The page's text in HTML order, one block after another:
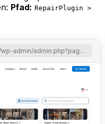
Pfad: RepairPlugin >
https://www.repairplugin.com/wp-admin/admin.php?page=wp_repair_settings&section=models_and_repairs